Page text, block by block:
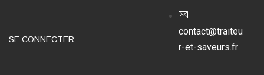
SE CONNECTER
contact@traiteu
r-et-saveurs.fr